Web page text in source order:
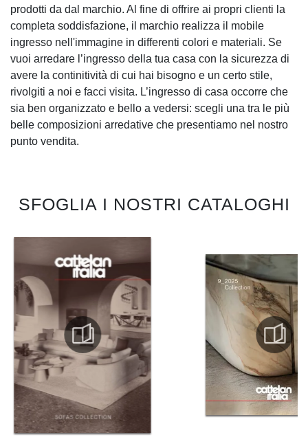
prodotti da dal marchio. Al fine di offrire ai propri clienti la
completa soddisfazione, il marchio realizza il mobile
ingresso nell'immagine in differenti colori e materiali. Se
vuoi arredare l’ingresso della tua casa con la sicurezza di
avere la continitività di cui hai bisogno e un certo stile,
rivolgiti a noi e facci visita. L’ingresso di casa occorre che
sia ben organizzato e bello a vedersi: scegli una tra le più
belle composizioni arredative che presentiamo nel nostro
punto vendita.
SFOGLIA I NOSTRI CATALOGHI